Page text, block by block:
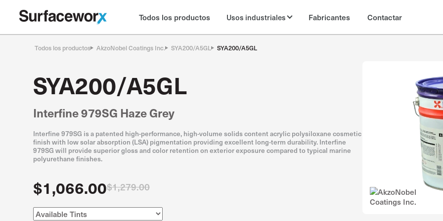
Todos los productos Usos industriales Fabricantes Contactar
Todos los productos AkzoNobel Coatings Inc. SYA200/A5GL SYA200/A5GL
SYA200/A5GL
Interfine 979SG Haze Grey
Interfine 979SG is a patented high-performance, high-volume solids content acrylic polysiloxane cosmetic
finish with low solar absorption (LSA) pigmentation providing excellent long-term durability. Interfine
979SG will provide superior gloss and color retention on exterior exposure compared to typical marine
polyurethane finishes.
$1,279.00
$1,066.00